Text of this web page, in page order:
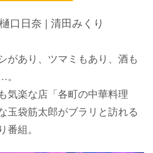
口日奈 | 清田みくり
があり、ツマミもあり、酒も
気楽な店「各町の中華料理
玉袋筋太郎がブラリと訪れる
組。